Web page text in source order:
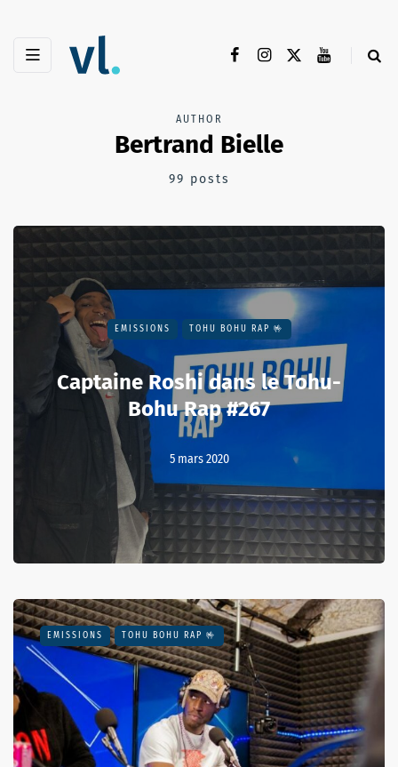
AUTHOR
Bertrand Bielle
99 posts
EMISSIONS TOHU BOHU RAP 🤟
Captaine Roshi dans le Tohu-
Bohu Rap #267
5 mars 2020
EMISSIONS TOHU BOHU RAP 🤟